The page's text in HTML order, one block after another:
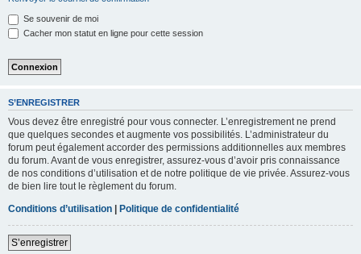
Se souvenir de moi
Cacher mon statut en ligne pour cette session
S’ENREGISTRER
Vous devez être enregistré pour vous connecter. L’enregistrement ne prend
que quelques secondes et augmente vos possibilités. L’administrateur du
forum peut également accorder des permissions additionnelles aux membres
du forum. Avant de vous enregistrer, assurez-vous d’avoir pris connaissance
de nos conditions d’utilisation et de notre politique de vie privée. Assurez-vous
de bien lire tout le règlement du forum.
Conditions d’utilisation | Politique de confidentialité
S’enregistrer